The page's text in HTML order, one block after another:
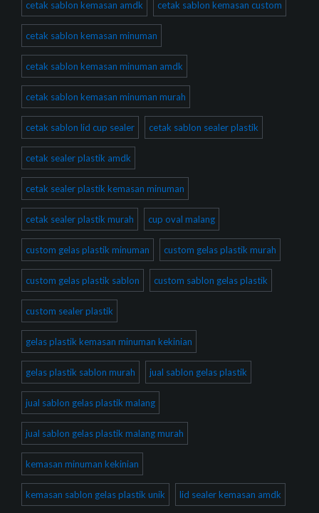
cetak sablon kemasan amdk cetak sablon kemasan custom
cetak sablon kemasan minuman
cetak sablon kemasan minuman amdk
cetak sablon kemasan minuman murah
cetak sablon lid cup sealer cetak sablon sealer plastik
cetak sealer plastik amdk
cetak sealer plastik kemasan minuman
cetak sealer plastik murah cup oval malang
custom gelas plastik minuman custom gelas plastik murah
custom gelas plastik sablon custom sablon gelas plastik
custom sealer plastik
gelas plastik kemasan minuman kekinian
gelas plastik sablon murah jual sablon gelas plastik
jual sablon gelas plastik malang
jual sablon gelas plastik malang murah
kemasan minuman kekinian
kemasan sablon gelas plastik unik lid sealer kemasan amdk